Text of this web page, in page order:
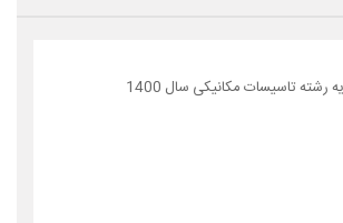
تاسیسات مکانیکی سال 1400